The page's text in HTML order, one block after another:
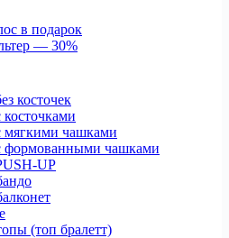
в подарок
— 30%
косточек
мягкими чашками
формованными чашками
UP
(топ бралетт)